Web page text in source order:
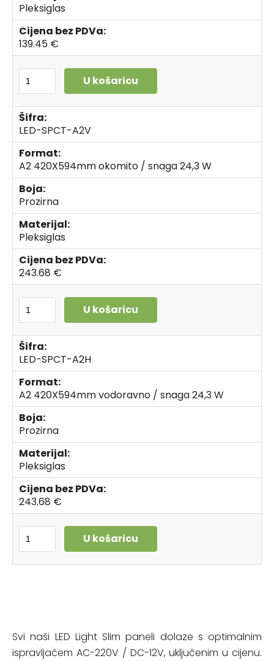
Pleksiglas
Cijena bez PDVa:
139.45 €
U košaricu
Šifra:
LED-SPCT-A2V
Format:
A2 420X594mm okomito / snaga 24,3 W
Boja:
Prozirna
Materijal:
Pleksiglas
Cijena bez PDVa:
243.68 €
U košaricu
Šifra:
LED-SPCT-A2H
Format:
A2 420X594mm vodoravno / snaga 24,3 W
Boja:
Prozirna
Materijal:
Pleksiglas
Cijena bez PDVa:
243.68 €
U košaricu
Svi naši LED Light Slim paneli dolaze s optimalnim
ispravljačem AC-220V / DC-12V, uključenim u cijenu.